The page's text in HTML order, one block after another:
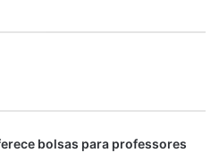
bolsas para professores